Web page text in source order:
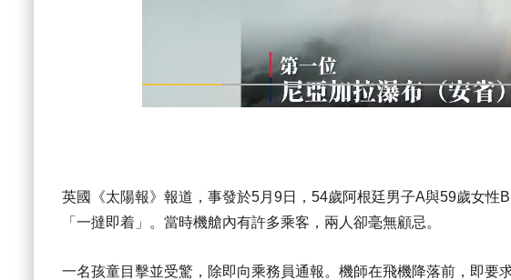
英國《太陽報》報道，事發於5月9日，54歲阿根廷男子A與59歲女性
「一撻即着」。當時機艙內有許多乘客，兩人卻毫無顧忌。
一名孩童目擊並受驚，除即向乘務員通報。機師在飛機降落前，即要